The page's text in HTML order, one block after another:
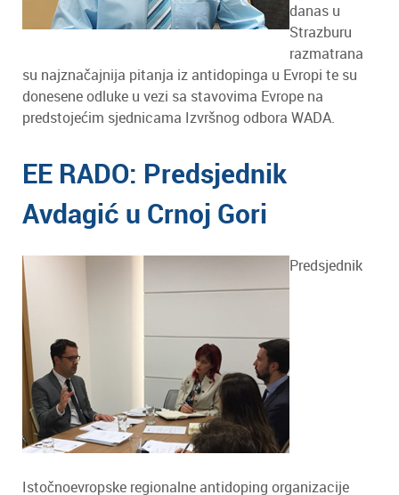
danas u
Strazburu
razmatrana
su najznačajnija pitanja iz antidopinga u Evropi te su
donesene odluke u vezi sa stavovima Evrope na
predstojećim sjednicama Izvršnog odbora WADA.
EE RADO: Predsjednik
Avdagić u Crnoj Gori
Predsjednik
Istočnoevropske regionalne antidoping organizacije